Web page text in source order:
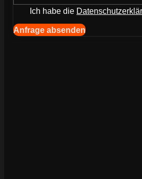
Ich habe die
Navigation (Kopie) (Kopieren)
Anfrage absenden